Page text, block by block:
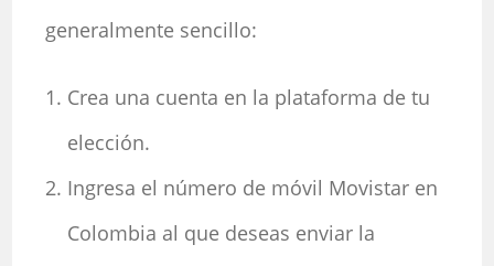
generalmente sencillo:
Crea una cuenta en la plataforma de tu
elección.
Ingresa el número de móvil Movistar en
Colombia al que deseas enviar la